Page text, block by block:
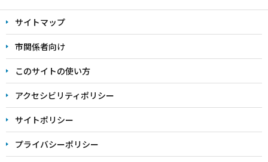
文
こ
こ
ま
で
サイトマップ
市関係者向け
このサイトの使い方
アクセシビリティポリシー
サイトポリシー
プライバシーポリシー